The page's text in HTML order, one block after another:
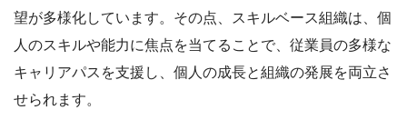
望が多様化しています。その点、スキルベース組織は、個
人のスキルや能力に焦点を当てることで、従業員の多様な
キャリアパスを支援し、個人の成長と組織の発展を両立さ
せられます。